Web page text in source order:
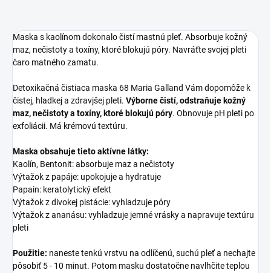
Maska s kaolínom dokonalo čistí mastnú pleť. Absorbuje kožný
maz, nečistoty a toxíny, ktoré blokujú póry. Navráťte svojej pleti
čaro matného zamatu.
Detoxikačná čistiaca maska 68 Maria Galland Vám dopomôže k
čistej, hladkej a zdravjšej pleti. Výborne čistí, odstraňuje kožný
maz, nečistoty a toxíny, ktoré blokujú póry. Obnovuje pH pleti po
exfoliácii. Má krémovú textúru.
Maska obsahuje tieto aktívne látky:
Kaolín, Bentonit: absorbuje maz a nečistoty
Výtažok z papáje: upokojuje a hydratuje
Papain: keratolytický efekt
Výtažok z divokej pistácie: vyhladzuje póry
Výtažok z ananásu: vyhladzuje jemné vrásky a napravuje textúru
pleti
Použitie: naneste tenkú vrstvu na odlíčenú, suchú pleť a nechajte
pôsobiť 5 - 10 minut. Potom masku dostatočne navlhčite teplou